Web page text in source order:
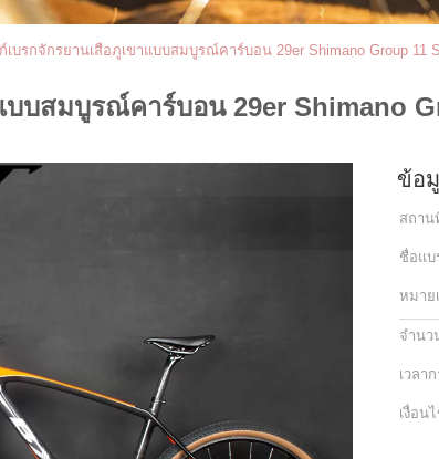
เบรกจักรยานเสือภูเขาแบบสมบูรณ์คาร์บอน 29er Shimano Group 11
บบสมบูรณ์คาร์บอน 29er Shimano
ข้อ
สถาน
ชื่อแบ
หมาย
จำนว
เวลา
เงื่อน